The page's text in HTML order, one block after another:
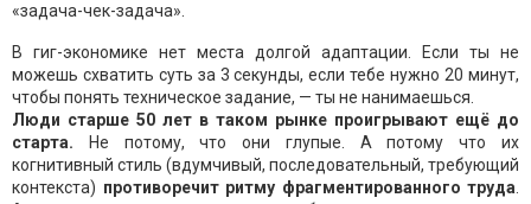
«задача-чек-задача».
В гиг-экономике нет места долгой адаптации. Если ты не
можешь схватить суть за 3 секунды, если тебе нужно 20 минут,
чтобы понять техническое задание, — ты не нанимаешься.
Люди старше 50 лет в таком рынке проигрывают ещё до
старта. Не потому, что они глупые. А потому что их
когнитивный стиль (вдумчивый, последовательный, требующий
контекста) противоречит ритму фрагментированного труда.